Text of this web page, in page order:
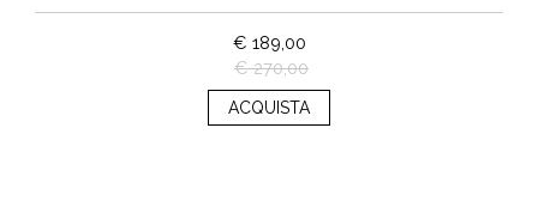
€ 189,00
€ 270,00
ACQUISTA